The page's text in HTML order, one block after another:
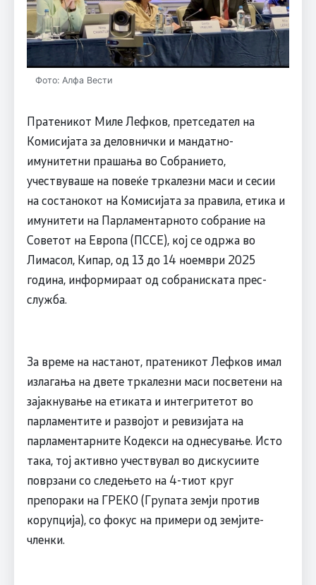
Фото: Алфа Вести
Пратеникот Миле Лефков, претседател на
Комисијата за деловнички и мандатно-
имунитетни прашања во Собранието,
учествуваше на повеќе тркалезни маси и сесии
на состанокот на Комисијата за правила, етика и
имунитети на Парламентарното собрание на
Советот на Европа (ПССЕ), кој се одржа во
Лимасол, Кипар, од 13 до 14 ноември 2025
година, информираат од собраниската прес-
служба.
За време на настанот, пратеникот Лефков имал
излагања на двете тркалезни маси посветени на
зајакнување на етиката и интегритетот во
парламентите и развојот и ревизијата на
парламентарните Кодекси на однесување. Исто
така, тој активно учествувал во дискусиите
поврзани со следењето на 4-тиот круг
препораки на ГРЕКО (Групата земји против
корупција), со фокус на примери од земјите-
членки.